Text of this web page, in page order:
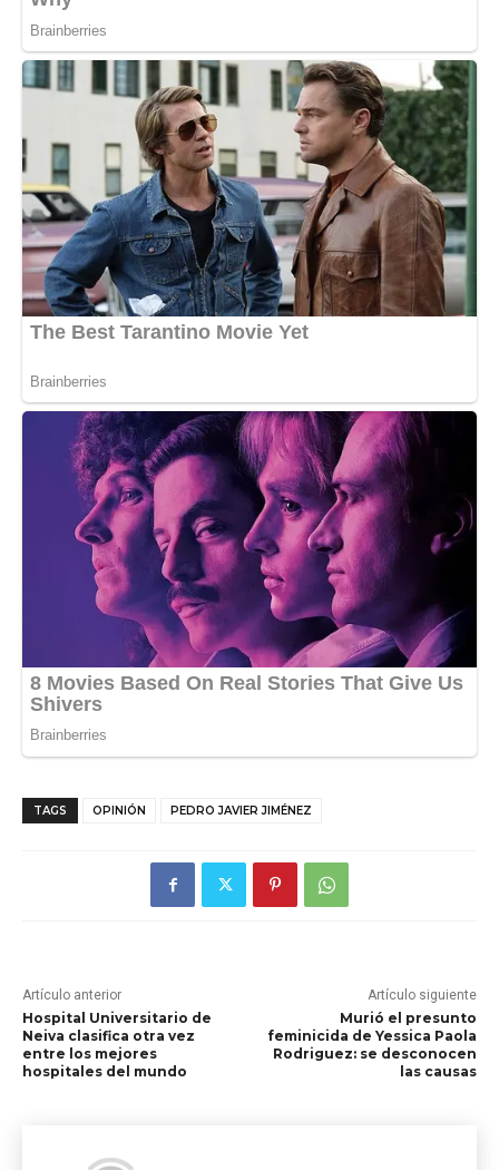
TAGS OPINIÓN PEDRO JAVIER JIMÉNEZ
Artículo anterior
Hospital Universitario de
Neiva clasifica otra vez
entre los mejores
hospitales del mundo
Artículo siguiente
Murió el presunto
feminicida de Yessica Paola
Rodriguez: se desconocen
las causas